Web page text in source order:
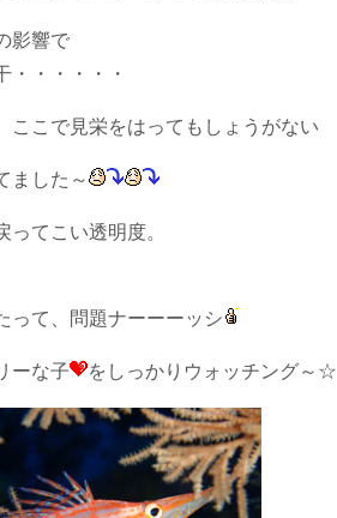
影響で
・・・・・・
ここで見栄をはってもしょうがない
ました～
ってこい透明度。
って、問題ナーーーッシ
ーな子 をしっかりウォッチング～☆